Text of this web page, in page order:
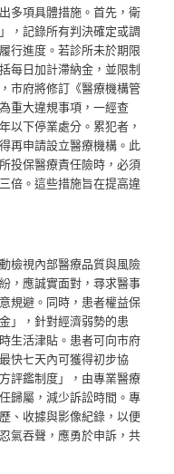
多項具體措施。首先，衛
，記錄所有判決確定或調
行進度。若診所未於期限
每日加計滯納金，並限制
市府將修訂《醫療機構管
重大違規事項，一經查
以下停業處分。累犯者，
再申請設立醫療機構。此
投保醫療責任險時，必須
倍。這些措施旨在提高違
檢視內部醫療品質與風險
，應誠實面對，尋求醫事
規避。同時，患者權益保
」，針對經濟弱勢的患
生活津貼。患者可向市府
快七天內可獲得初步協
評鑑制度」，由專業醫療
歸屬，減少訴訟時間。專
、收據與影像紀錄，以便
氣吞聲，應勇於申訴，共